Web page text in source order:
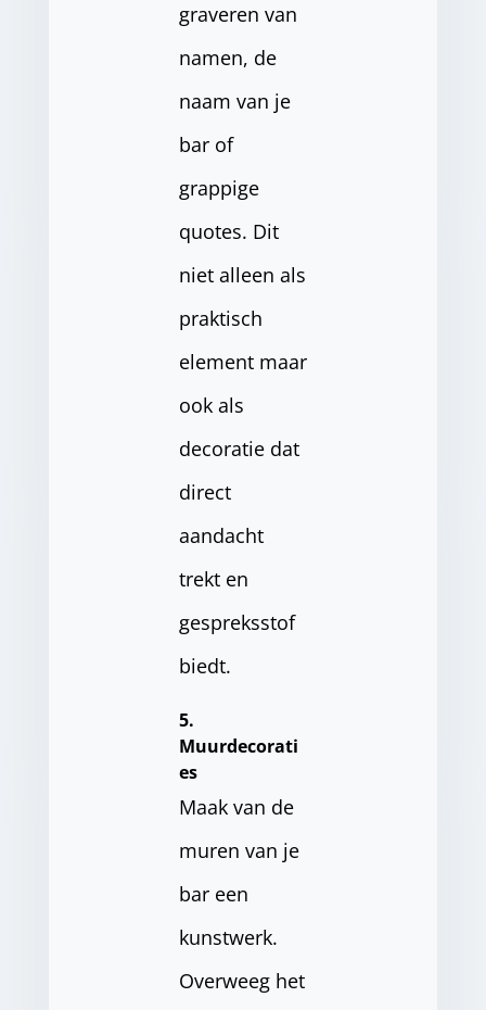
graveren van
namen, de
naam van je
bar of
grappige
quotes. Dit
niet alleen als
praktisch
element maar
ook als
decoratie dat
direct
aandacht
trekt en
gespreksstof
biedt.
5.
Muurdecorati
es
Maak van de
muren van je
bar een
kunstwerk.
Overweeg het